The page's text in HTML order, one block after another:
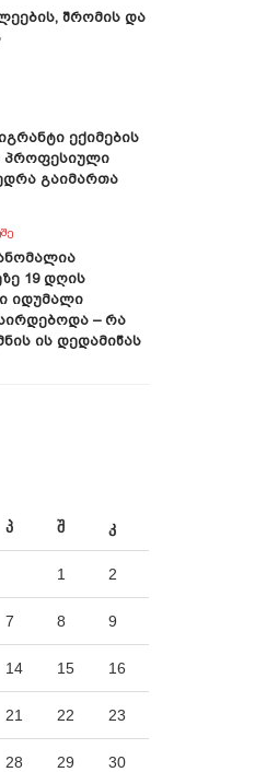
Შრომის Და
Ექიმების
Გაიმართა
19 Დღის
Იდუმალი
– Რა
Ის Დედამიწას
პ შ კ
1 2
7 8 9
14 15 16
21 22 23
28 29 30